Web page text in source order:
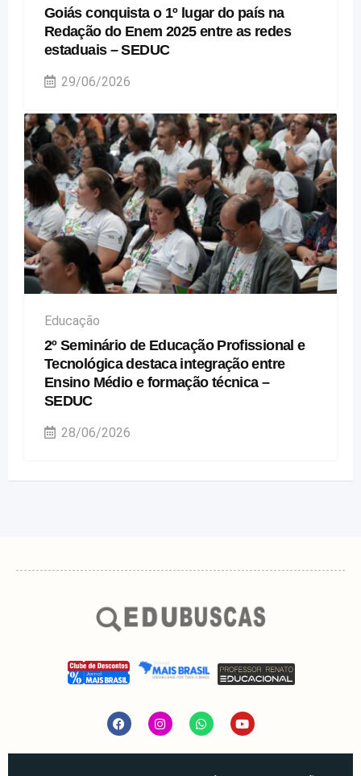
Goiás conquista o 1º lugar do país na
Redação do Enem 2025 entre as redes
estaduais – SEDUC
29/06/2026
Educação
2º Seminário de Educação Profissional e
Tecnológica destaca integração entre
Ensino Médio e formação técnica –
SEDUC
28/06/2026